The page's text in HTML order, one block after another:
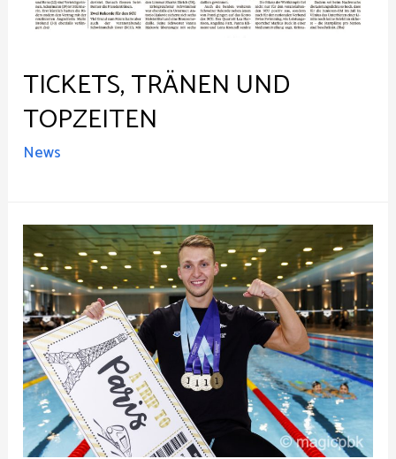
TICKETS, TRÄNEN UND
TOPZEITEN
News